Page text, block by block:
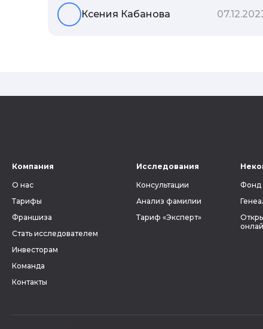
«дворянской» фамилией, и какие
секреты она может раскрыть о судьбе
Ксения Кабанова
Компания
О нас
Тарифы
Франшиза
Стать исследователем
Инвесторам
Команда
Контакты
Исследования
Консультации
Анализ фамилии
Тариф «Эксперт»
Фонд